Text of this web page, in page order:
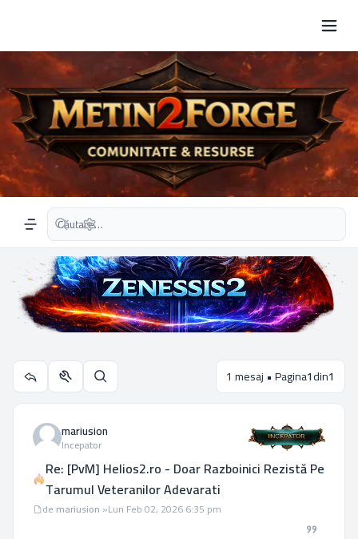
Navigation menu
Căutare avansată
Utilitare subiect
Căutare 1 mesaj • Pagina1din1
mariusion
Incepator
Re: [PvM] Helios2.ro - Doar Razboinici Rezistă Pe
Tarumul Veteranilor Adevarati
Mesaj
de mariusion »Lun Feb 02, 2026 6:35 pm